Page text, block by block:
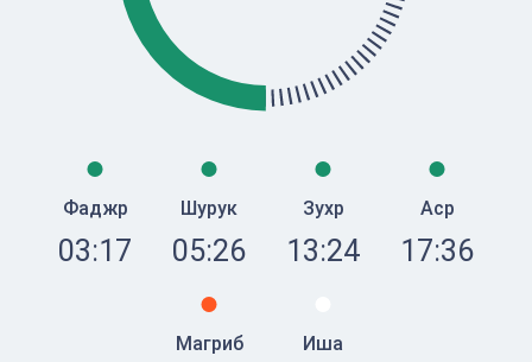
Фаджр
03:17
Шурук
05:26
Зухр
13:24
Аср
17:36
Магриб Иша